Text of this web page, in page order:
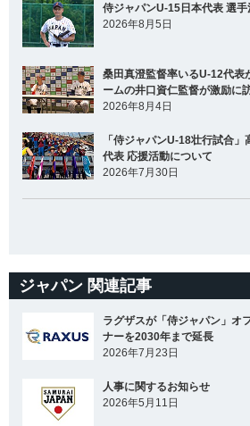
侍ジャパンU-15日本代表 選手
2026年8月5日
桑田真澄監督率いるU-12代表
ームの井口資仁監督が激励に
2026年8月4日
「侍ジャパンU-18壮行試合
代表 応援活動について
2026年7月30日
ジャパン 関連記事
ラグザスが「侍ジャパン」オ
ナーを2030年まで延長
2026年7月23日
人事に関するお知らせ
2026年5月11日